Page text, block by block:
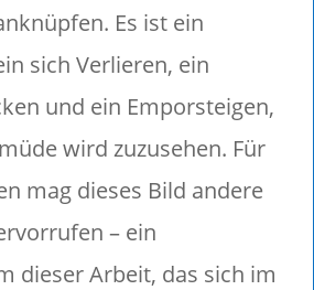
Es ist ein
sich Verlieren, ein
und ein Emporsteigen,
wird zuzusehen. Für
mag dieses Bild andere
– ein
dieser Arbeit, das sich im